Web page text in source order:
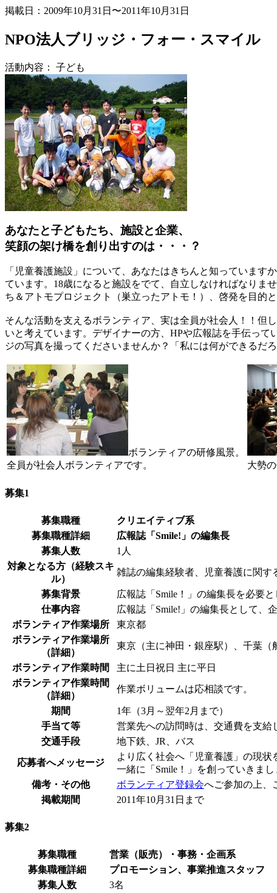
掲載日：2009年10月31日〜2011年10月31日
NPO法人ブリッジ・フォー・スマイル
活動内容： 子ども
あなたと子どもたち、施設と企業、
笑顔の架け橋を創り出すのは・・・？
「児童養護施設」について、あなたはきちんと知っています
ています。18歳になると施設をでて、自立しなければなりま
ち＆アトモプロジェクト（巣立ったアトモ！）、啓発を目的
そんな活動を支えるボランティア、実は全員が社会人！！但
いと考えています。デザイナーの方、HPや広報誌を手伝っ
ジの写真を撮ってくださいませんか？「私には何ができるだ
ボランティアの研修風景。
全員が社会人ボランティアです。
大勢
募集1
募集職種
クリエイティブ系
募集職種詳細
広報誌「Smile!」の編集長
募集人数
1人
対象となる方（経験スキ
ル）
雑誌の編集経験者、児童養護に関す
募集背景
広報誌「Smile！」の編集長を必要と
仕事内容
広報誌「Smile!」の編集長として、
ボランティア作業場所
東京都
ボランティア作業場所
（詳細）
東京（主に神田・銀座駅）、千葉（
ボランティア作業時間
主に土日祝日 主に平日
ボランティア作業時間
（詳細）
作業ボリュームは応相談です。
期間
1年（3月～翌年2月まで）
手当て等
営業先への訪問時は、交通費を支給
交通手段
地下鉄、JR、バス
応募者へメッセージ
より広く社会へ「児童養護」の現状
一緒に「Smile！」を創っていきまし
備考・その他
ボランティア登録会へご参加の上、
掲載期間
2011年10月31日まで
募集2
募集職種
営業（販売）・事務・企画系
募集職種詳細
プロモーション、事業推進スタッフ
募集人数
3名